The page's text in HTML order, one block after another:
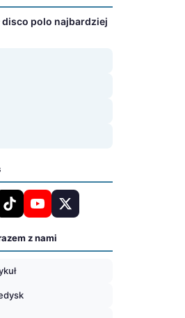
disco polo najbardziej
z nami